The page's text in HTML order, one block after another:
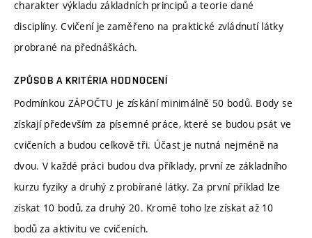
charakter výkladu základních principů a teorie dané
disciplíny. Cvičení je zaměřeno na praktické zvládnutí látky
probrané na přednáškách.
ZPŮSOB A KRITÉRIA HODNOCENÍ
Podmínkou ZÁPOČTU je získání minimálně 50 bodů. Body se
získají především za písemné práce, které se budou psát ve
cvičeních a budou celkově tři. Účast je nutná nejméně na
dvou. V každé práci budou dva příklady, první ze základního
kurzu fyziky a druhý z probírané látky. Za první příklad lze
získat 10 bodů, za druhý 20. Kromě toho lze získat až 10
bodů za aktivitu ve cvičeních.